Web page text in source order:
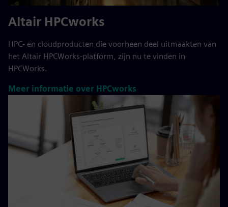
Altair HPCworks
HPC- en cloudproducten die voorheen deel uitmaakten van
het Altair HPCWorks-platform, zijn nu te vinden in
HPCWorks.
Meer informatie over HPCworks